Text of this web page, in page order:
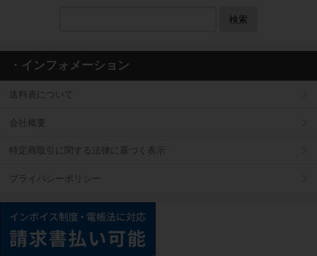
検索
・インフォメーション
送料表について
会社概要
特定商取引に関する法律に基づく表示
プライバシーポリシー